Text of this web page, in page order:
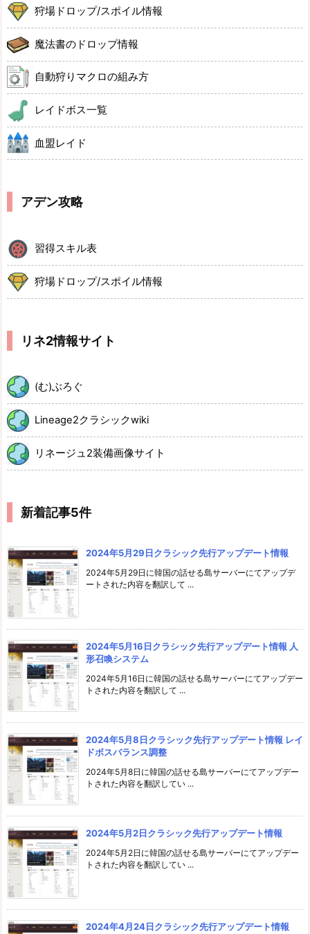
狩場ドロップ/スポイル情報
魔法書のドロップ情報
自動狩りマクロの組み方
レイドボス一覧
血盟レイド
アデン攻略
習得スキル表
狩場ドロップ/スポイル情報
リネ2情報サイト
(む)ぶろぐ
Lineage2クラシックwiki
リネージュ2装備画像サイト
新着記事5件
2024年5月29日クラシック先行アップデート情報
2024年5月29日に韓国の話せる島サーバーにてアップデ
ートされた内容を翻訳して ...
2024年5月16日クラシック先行アップデート情報 人
形召喚システム
2024年5月16日に韓国の話せる島サーバーにてアップデー
トされた内容を翻訳して ...
2024年5月8日クラシック先行アップデート情報 レイ
ドボスバランス調整
2024年5月8日に韓国の話せる島サーバーにてアップデー
トされた内容を翻訳してい ...
2024年5月2日クラシック先行アップデート情報
2024年5月2日に韓国の話せる島サーバーにてアップデー
トされた内容を翻訳してい ...
2024年4月24日クラシック先行アップデート情報